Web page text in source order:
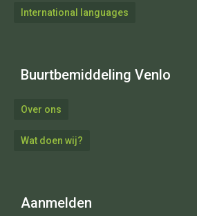
International languages
Buurtbemiddeling Venlo
Over ons
Wat doen wij?
Aanmelden